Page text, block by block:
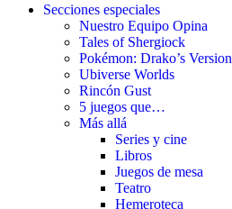
Secciones especiales
Nuestro Equipo Opina
Tales of Shergiock
Pokémon: Drako’s Version
Ubiverse Worlds
Rincón Gust
5 juegos que…
Más allá
Series y cine
Libros
Juegos de mesa
Teatro
Hemeroteca